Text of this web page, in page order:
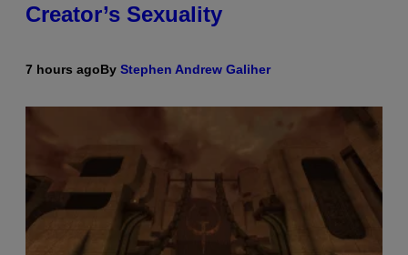
Creator’s Sexuality
7 hours agoBy Stephen Andrew Galiher